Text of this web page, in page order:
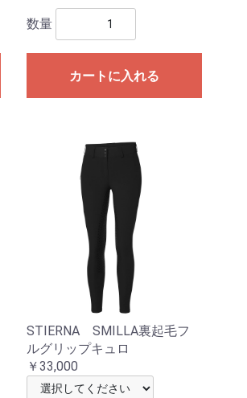
数量
カートに入れる
STIERNA SMILLA裏起毛フ
ルグリップキュロ
￥33,000